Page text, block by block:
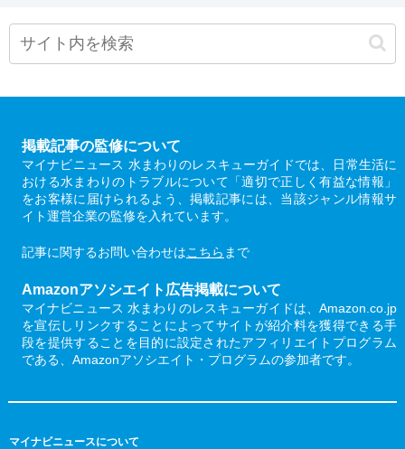
掲載記事の監修について
マイナビニュース 水まわりのレスキューガイドでは、日常生活に
おける水まわりのトラブルについて「適切で正しく有益な情報」
をお客様に届けられるよう、掲載記事には、当該ジャンル情報サ
イト運営企業の監修を入れています。
記事に関するお問い合わせはこちら まで
Amazonアソシエイト広告掲載について
マイナビニュース 水まわりのレスキューガイドは、Amazon.co.jp
を宣伝しリンクすることによってサイトが紹介料を獲得できる手
段を提供することを目的に設定されたアフィリエイトプログラム
である、Amazonアソシエイト・プログラムの参加者です。
マイナビニュースについて